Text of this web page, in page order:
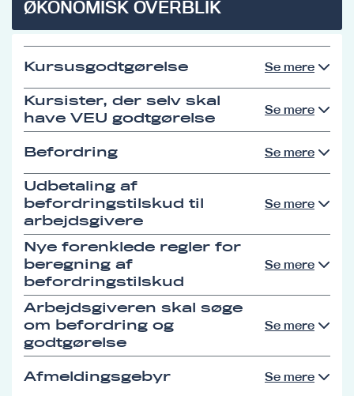
ØKONOMISK OVERBLIK
Kursusgodtgørelse Se mere
Kursister, der selv skal
have VEU godtgørelse
Se mere
Befordring Se mere
Udbetaling af
befordringstilskud til
arbejdsgivere
Se mere
Nye forenklede regler for
beregning af
befordringstilskud
Se mere
Arbejdsgiveren skal søge
om befordring og
godtgørelse
Se mere
Afmeldingsgebyr Se mere